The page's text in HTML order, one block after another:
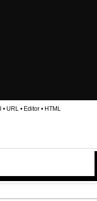
• URL • Editor • HTML